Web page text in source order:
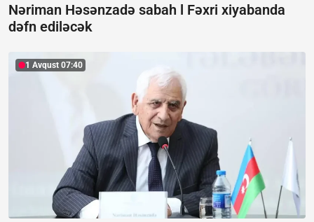
Nəriman Həsənzadə sabah l Fəxri xiyabanda
dəfn ediləcək
1 Avqust 07:40